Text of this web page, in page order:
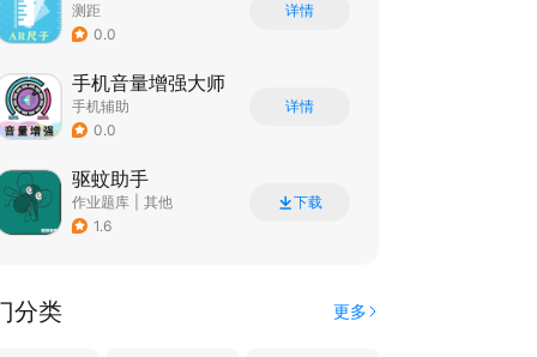
测距
0.0
详情
手机音量增强大师
手机辅助
0.0
详情
驱蚊助手
作业题库
其他
| 知识共享
1.6
下载
分类 更多